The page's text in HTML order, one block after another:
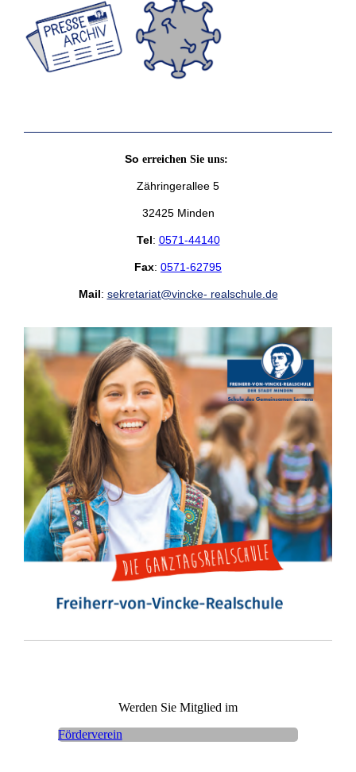
So erreichen Sie uns:
Zähringerallee 5
32425 Minden
Tel: 0571-44140
Fax: 0571-62795
Mail: sekretariat@vincke- realschule.de
Werden Sie Mitglied im
Förderverein